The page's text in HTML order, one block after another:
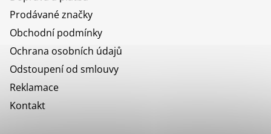
Prodávané značky
Obchodní podmínky
Ochrana osobních údajů
Odstoupení od smlouvy
Reklamace
Kontakt